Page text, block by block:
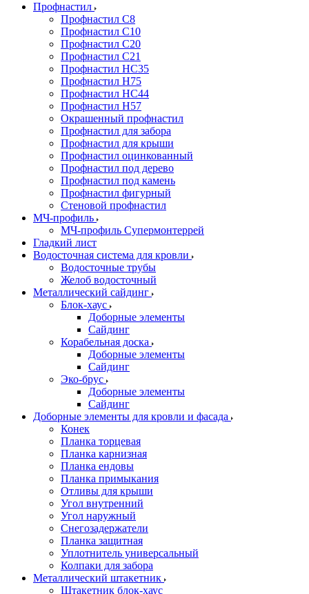
Профнастил
Профнастил С8
Профнастил С10
Профнастил С20
Профнастил С21
Профнастил НС35
Профнастил Н75
Профнастил HC44
Профнастил Н57
Окрашенный профнастил
Профнастил для забора
Профнастил для крыши
Профнастил оцинкованный
Профнастил под дерево
Профнастил под камень
Профнастил фигурный
Стеновой профнастил
МЧ-профиль
МЧ-профиль Супермонтеррей
Гладкий лист
Водосточная система для кровли
Водосточные трубы
Желоб водосточный
Металлический сайдинг
Блок-хаус
Доборные элементы
Сайдинг
Корабельная доска
Доборные элементы
Сайдинг
Эко-брус
Доборные элементы
Сайдинг
Доборные элементы для кровли и фасада
Конек
Планка торцевая
Планка карнизная
Планка ендовы
Планка примыкания
Отливы для крыши
Угол внутренний
Угол наружный
Снегозадержатели
Планка защитная
Уплотнитель универсальный
Колпаки для забора
Металлический штакетник
Штакетник блок-хаус